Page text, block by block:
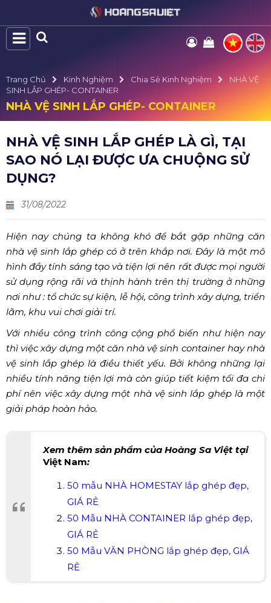
Trang Chủ Kinh Nghiệm Chia Sẻ Kinh Nghiệm
NHÀ VỆ
SINH LẮP GHÉP- CONTAINER
NHÀ VỆ SINH LẮP GHÉP- CONTAINER
NHÀ VỆ SINH LẮP GHÉP LÀ GÌ, TẠI
SAO NÓ LẠI ĐƯỢC ƯA CHUỘNG SỬ
DỤNG?
31/08/2022
Hiện nay chúng ta không khó để bắt gặp những căn
nhà vệ sinh lắp ghép có ở trên khắp nơi. Đây là một mô
hình đầy tính sáng tạo và tiện lợi nên rất được mọi người
sử dụng rộng rãi và thịnh hành trên thị trường ở những
nơi như : tổ chức sự kiện, lễ hội, công trình xây dựng, triển
lãm, khu vui chơi giải trí.
Với nhiều công trình công cộng phổ biến như hiện nay
thì việc xây dựng một căn nhà vệ sinh container hay nhà
vệ sinh lắp ghép là điều thiết yếu. Bởi không những lại
nhiều tính năng tiện lợi mà còn giúp tiết kiệm tối đa chi
phí nên việc xây dựng một nhà vệ sinh lắp ghép là một
giải pháp hoàn hảo.
Xem thêm sản phẩm của Hoàng Sa Việt tại
Việt Nam:
50 mẫu NHÀ HOMESTAY lắp ghép đẹp,
GIÁ RẺ
50 Mẫu NHÀ CONTAINER lắp ghép đẹp,
GIÁ RẺ
50 Mẫu VĂN PHÒNG lắp ghép đẹp, GIÁ
RẺ